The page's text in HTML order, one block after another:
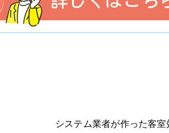
システム業者が作った客